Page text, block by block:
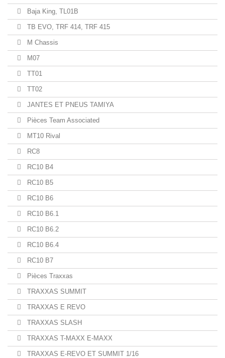
Baja King, TL01B
TB EVO, TRF 414, TRF 415
M Chassis
M07
TT01
TT02
JANTES ET PNEUS TAMIYA
Pièces Team Associated
MT10 Rival
RC8
RC10 B4
RC10 B5
RC10 B6
RC10 B6.1
RC10 B6.2
RC10 B6.4
RC10 B7
Pièces Traxxas
TRAXXAS SUMMIT
TRAXXAS E REVO
TRAXXAS SLASH
TRAXXAS T-MAXX E-MAXX
TRAXXAS E-REVO ET SUMMIT 1/16